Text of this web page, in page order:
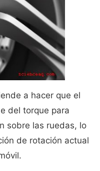
a hacer que el
del torque para
sobre las ruedas, lo
de rotación actual